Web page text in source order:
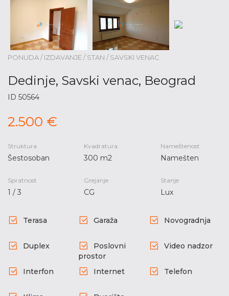
PONUDA / IZDAVANJE / STAN / SAVSKI VENAC
Dedinje, Savski venac, Beograd
ID 50564
2.500 €
Struktura
Šestosoban
Kvadratura
300 m2
Nameštenost
Namešten
Spratnost
1 / 3
Grejanje
CG
Stanje
Lux
Terasa Garaža Novogradnja
Duplex
Poslovni
prostor
Video nadzor
Interfon Internet Telefon